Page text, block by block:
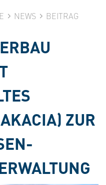
NEWS BEITRAG
ZUR
S